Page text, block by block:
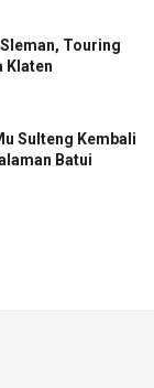
Touring
Klaten
Sulteng Kembali
Batui